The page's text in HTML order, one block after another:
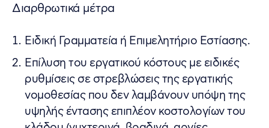
Διαρθρωτικά μέτρα
Ειδική Γραμματεία ή Επιμελητήριο Εστίασης.
Επίλυση του εργατικού κόστους με ειδικές
ρυθμίσεις σε στρεβλώσεις της εργατικής
νομοθεσίας που δεν λαμβάνουν υπόψη της
υψηλής έντασης επιπλέον κοστολογίων του